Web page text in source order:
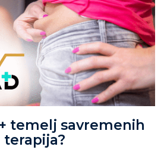
temelj savremenih